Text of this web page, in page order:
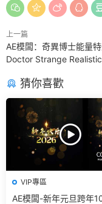
上一篇
AE模闆：奇異博士能量
Doctor Strange
猜你喜歡
VIP專區
AE模闆-新年元旦跨年